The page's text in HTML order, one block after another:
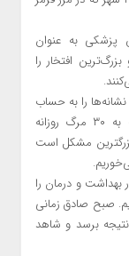
پزشکی به عنوان
افتخار را
را به حساب
عادی انگاری نگذاریم و به روزهایی بر نگردیم که به ۳۰ مرگ روزانه
مشکل است
بهداشت و درمان را
صبح صادق زمانی
برسد و شاهد